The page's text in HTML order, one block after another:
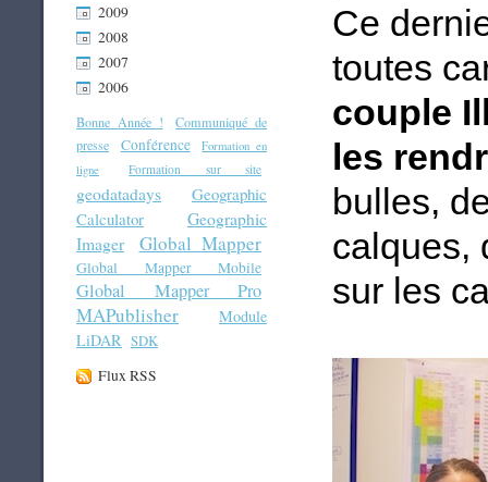
2009
2008
2007
2006
Bonne Année !
Communiqué de
presse
Conférence
Formation en
ligne
Formation sur site
geodatadays
Geographic
Calculator
Geographic
Imager
Global Mapper
Global Mapper Mobile
Global Mapper Pro
MAPublisher
Module
LiDAR SDK
Flux RSS
Ce
toutes
couple
les
bulles,
calques,
sur les